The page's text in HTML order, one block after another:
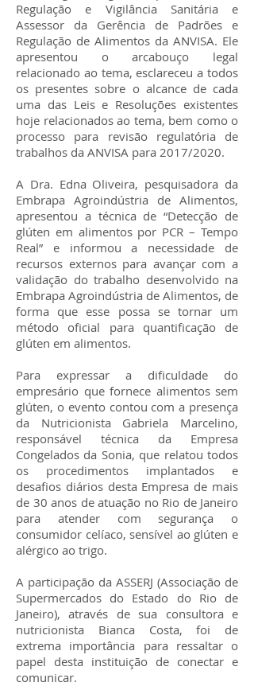
Regulação e Vigilância Sanitária e
Assessor da Gerência de Padrões e
Regulação de Alimentos da ANVISA. Ele
apresentou o arcabouço legal
relacionado ao tema, esclareceu a todos
os presentes sobre o alcance de cada
uma das Leis e Resoluções existentes
hoje relacionados ao tema, bem como o
processo para revisão regulatória de
trabalhos da ANVISA para 2017/2020.
A Dra. Edna Oliveira, pesquisadora da
Embrapa Agroindústria de Alimentos,
apresentou a técnica de “Detecção de
glúten em alimentos por PCR – Tempo
Real” e informou a necessidade de
recursos externos para avançar com a
validação do trabalho desenvolvido na
Embrapa Agroindústria de Alimentos, de
forma que esse possa se tornar um
método oficial para quantificação de
glúten em alimentos.
Para expressar a dificuldade do
empresário que fornece alimentos sem
glúten, o evento contou com a presença
da Nutricionista Gabriela Marcelino,
responsável técnica da Empresa
Congelados da Sonia, que relatou todos
os procedimentos implantados e
desafios diários desta Empresa de mais
de 30 anos de atuação no Rio de Janeiro
para atender com segurança o
consumidor celíaco, sensível ao glúten e
alérgico ao trigo.
A participação da ASSERJ (Associação de
Supermercados do Estado do Rio de
Janeiro), através de sua consultora e
nutricionista Bianca Costa, foi de
extrema importância para ressaltar o
papel desta instituição de conectar e
comunicar.